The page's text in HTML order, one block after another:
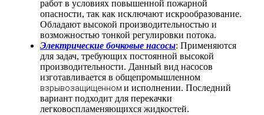
работ в условиях повышенной пожарной
опасности, так как исключают искрообразование.
Обладают высокой производительностью и
возможностью тонкой регулировки потока.
Электрические бочковые насосы: Применяются
для задач, требующих постоянной высокой
производительности. Данный вид насосов
изготавливается в общепромышленном
взрывозащищенном и исполнении. Последний
вариант подходит для перекачки
легковоспламеняющихся жидкостей.